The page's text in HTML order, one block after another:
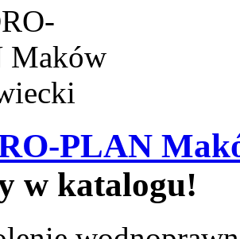
PLAN
w katalogu!